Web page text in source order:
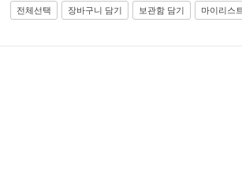
전체선택 장바구니 담기 보관함 담기 마이리스